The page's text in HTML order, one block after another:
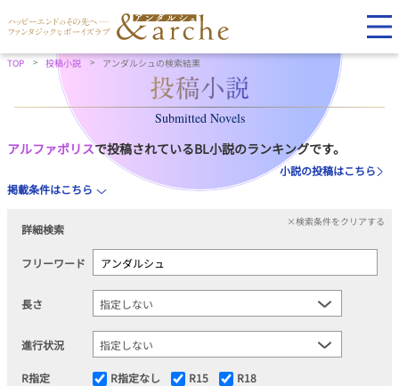
TOP 投稿小説 アンダルシュの検索結果
Submitted Novels
アルファポリスで投稿されているBL小説のランキングです。
小説の投稿はこちら
掲載条件はこちら
詳細検索
×検索条件をクリアする
フリーワード
長さ
進行状況
R指定 R指定なし R15 R18